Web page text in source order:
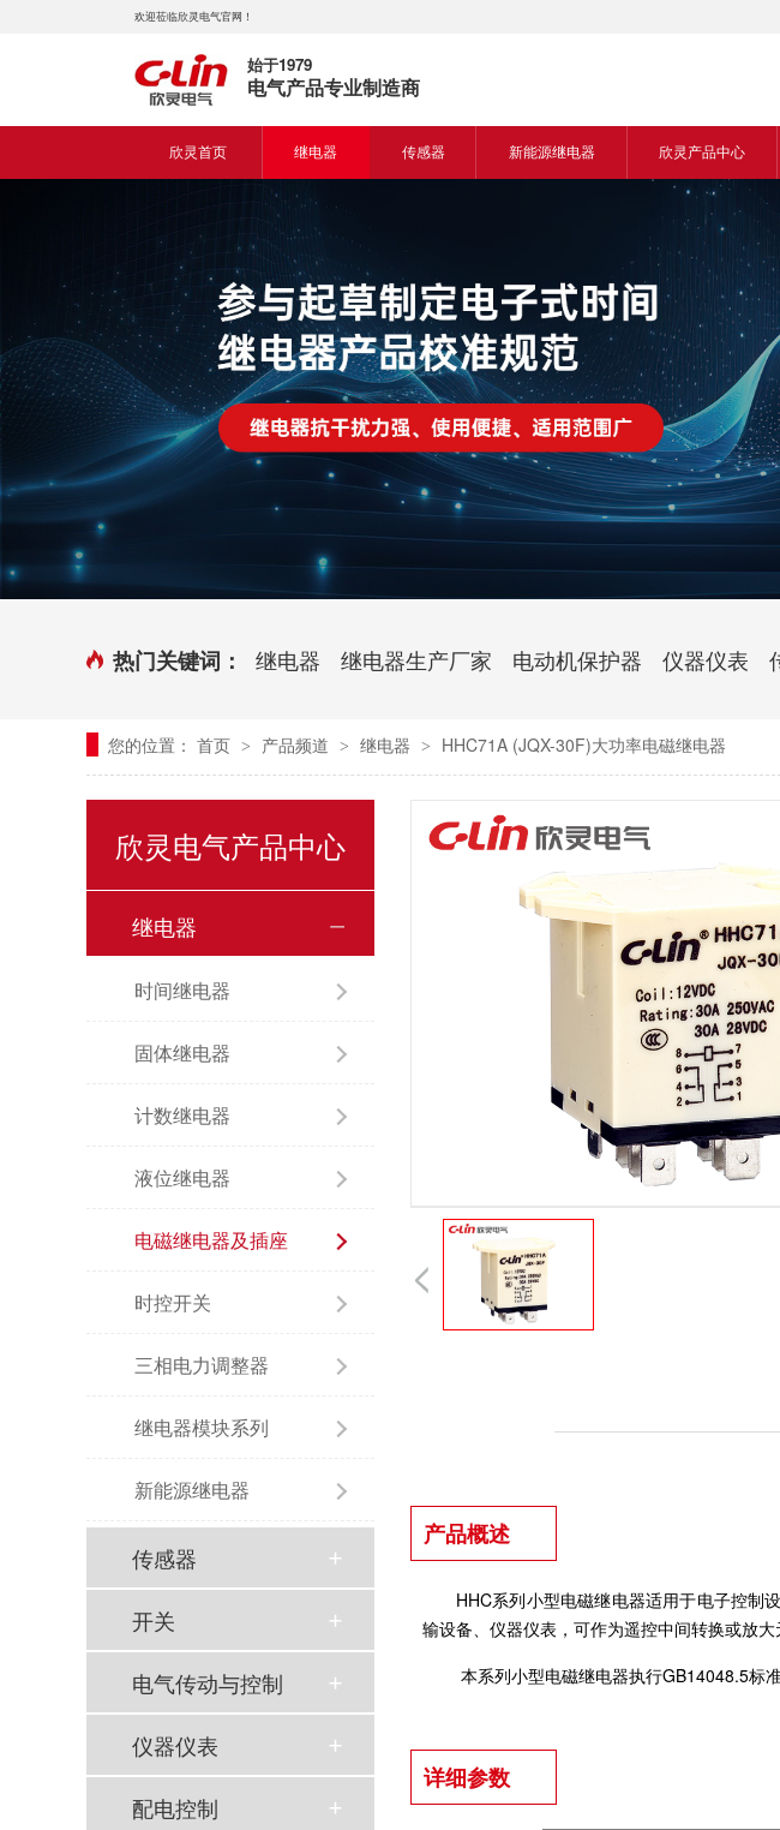
欢迎莅临欣灵电气官网！
始于1979
电气产品专业制造商
欣灵首页 继电器
时间继电器
固体继电器
计数继电器
液位继电器
电磁继电器及插座
时控开关
新能源继电器
传感器
光电开关
编码器
热电偶
热电阻
新能源继电器
新能源直流继电器
欣灵产品中心
传感器
电气传动与控制
仪器仪表
开关
配电控制
热门关键词： 继电器 继电器生产厂家 电动机保护器 仪器仪表
您的位置： 首页 > 产品频道 > 继电器 > HHC71A (JQX-30F)大功率电磁继电器
产品概述
HHC系列小型电磁继电器适用于电子控制
输设备、仪器仪表，可作为遥控中间转换或放
本系列小型电磁继电器执行GB14048.5标准
详细参数
欣灵电气产品中心
继电器
时间继电器
固体继电器
计数继电器
液位继电器
电磁继电器及插座
时控开关
三相电力调整器
继电器模块系列
新能源继电器
传感器
开关
电气传动与控制
仪器仪表
配电控制